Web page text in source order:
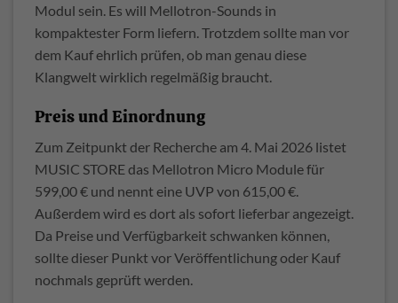
Modul sein. Es will Mellotron-Sounds in
kompaktester Form liefern. Trotzdem sollte man vor
dem Kauf ehrlich prüfen, ob man genau diese
Klangwelt wirklich regelmäßig braucht.
Preis und Einordnung
Zum Zeitpunkt der Recherche am 4. Mai 2026 listet
MUSIC STORE das Mellotron Micro Module für
599,00 € und nennt eine UVP von 615,00 €.
Außerdem wird es dort als sofort lieferbar angezeigt.
Da Preise und Verfügbarkeit schwanken können,
sollte dieser Punkt vor Veröffentlichung oder Kauf
nochmals geprüft werden.